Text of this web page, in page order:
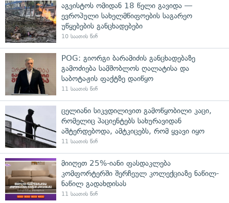
აგვისტოს ომიდან 18 წელი გავიდა —
ევროპული სახელმწიფოების საგარეო
უწყებების განცხადებები
10 საათის წინ
POG: გიორგი ბარამიძის განცხადებაზე
გამოძიება სამშობლოს ღალატისა და
საბოტაჟის ფაქტზე დაიწყო
11 საათის წინ
ცელიანი სიკვდილივით გამოწყობილი კაცი,
რომელიც პაციენტებს სახურავიდან
აშტერდებოდა, ამტკიცებს, რომ ყვავი იყო
11 საათის წინ
მიიღეთ 25%-იანი ფასდაკლება
კომფორტერში შერჩეულ კოლექციაზე ნაწილ-
ნაწილ გადახდისას
11 საათის წინ